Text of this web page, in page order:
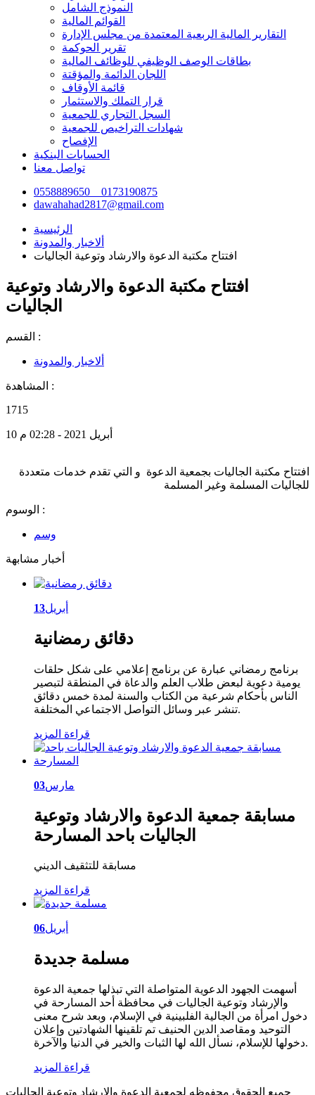
النموذج الشامل
القوائم المالية
التقارير المالية الربعية المعتمدة من مجلس الإدارة
تقرير الحوكمة
بطاقات الوصف الوظيفي للوظائف المالية
اللجان الدائمة والمؤقتة
قائمة الأوقاف
قرار التملك والاستثمار
السجل التجاري للجمعية
شهادات التراخيص للجمعية
الإفصاح
الحسابات البنكية
تواصل معنا
0558889650 _ 0173190875
dawahahad2817@gmail.com
الرئيسية
ألاخبار والمدونة
افتتاح مكتبة الدعوة والارشاد وتوعية الجاليات
افتتاح مكتبة الدعوة والارشاد وتوعية
الجاليات
القسم :
ألاخبار والمدونة
المشاهدة :
1715
10 أبريل 2021 - 02:28 م
افتتاح مكتبة الجاليات بجمعية الدعوة و التي تقدم خدمات متعددة
للجاليات المسلمة وغير المسلمة
الوسوم :
وسم
أخبار مشابهة
13أبريل
دقائق رمضانية
برنامج رمضاني عبارة عن برنامج إعلامي على شكل حلقات
يومية دعوية لبعض طلاب العلم والدعاة في المنطقة لتبصير
الناس بأحكام شرعية من الكتاب والسنة لمدة خمس دقائق
تنشر عبر وسائل التواصل الاجتماعي المختلفة.
قراءة المزيد
03مارس
مسابقة جمعية الدعوة والارشاد وتوعية
الجاليات باحد المسارحة
مسابقة للتثقيف الديني
قراءة المزيد
06أبريل
مسلمة جديدة
أسهمت الجهود الدعوية المتواصلة التي تبذلها جمعية الدعوة
والإرشاد وتوعية الجاليات في محافظة أحد المسارحة في
دخول امرأة من الجالية الفلبينية في الإسلام، وبعد شرح معنى
التوحيد ومقاصد الدين الحنيف تم تلقينها الشهادتين وإعلان
دخولها للإسلام، نسأل الله لها الثبات والخير في الدنيا والآخرة.
قراءة المزيد
جميع الحقوق محفوظه لجمعية الدعوة والإرشاد وتوعية الجاليات